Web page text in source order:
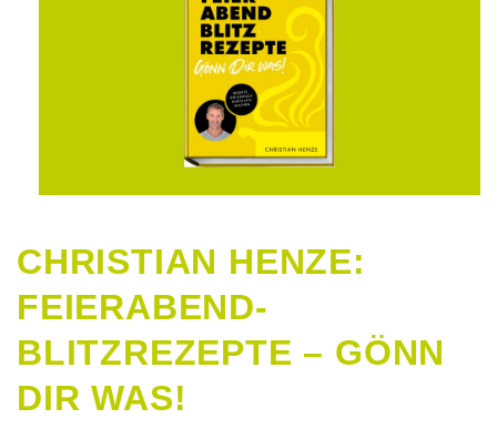
CHRISTIAN HENZE:
FEIERABEND-
BLITZREZEPTE – GÖNN
DIR WAS!